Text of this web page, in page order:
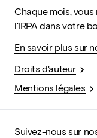
Chaque mois,
l'IRPA dans votre
En savoir plus sur
Droits d'auteur
Mentions légales
Suivez-nous sur